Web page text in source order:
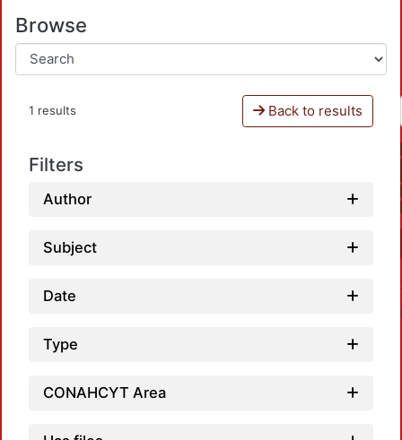
Browse
1 results Back to results
Filters
Author
Subject
Date
Type
CONAHCYT Area